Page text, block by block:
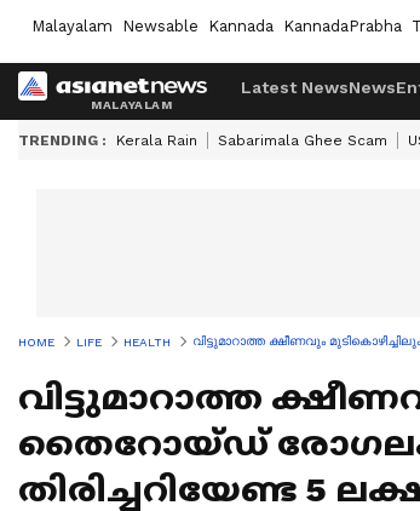
Malayalam Newsable Kannada KannadaPrabha
Latest NewsNews
TRENDING : Kerala Rain Sabarimala Ghee Scam
HOME LIFE HEALTH വിട്ടുമാറാത്ത ക്ഷീണവും
വിട്ടുമാറാത്ത
തൈറോയ്ഡ്
തിരിച്ചറിയേണ്ട 5